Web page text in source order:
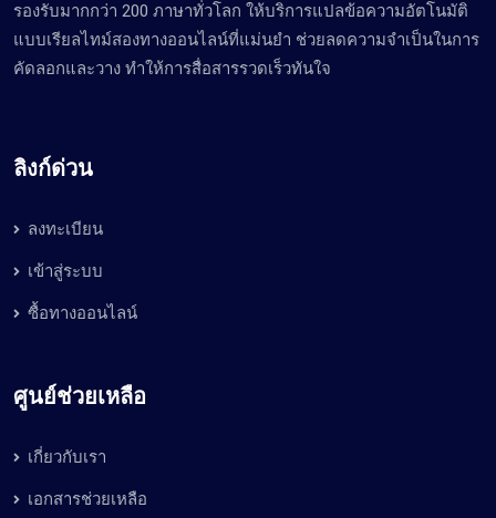
รองรับมากกว่า 200 ภาษาทั่วโลก ให้บริการแปลข้อความอัตโนมัติ
แบบเรียลไทม์สองทางออนไลน์ที่แม่นยำ ช่วยลดความจำเป็นในการ
คัดลอกและวาง ทำให้การสื่อสารรวดเร็วทันใจ
ลิงก์ด่วน
ลงทะเบียน
เข้าสู่ระบบ
ซื้อทางออนไลน์
ศูนย์ช่วยเหลือ
เกี่ยวกับเรา
เอกสารช่วยเหลือ